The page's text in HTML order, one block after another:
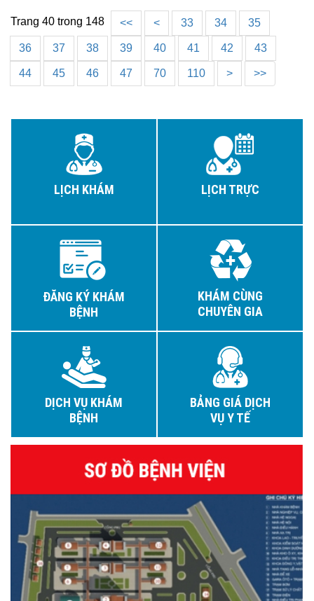
Trang 40 trong 148 << < 33 34 35
36 37 38 39 40 41 42 43
44 45 46 47 70 110 > >>
LỊCH KHÁM LỊCH TRỰC
ĐĂNG KÝ KHÁM
BỆNH
KHÁM CÙNG
CHUYÊN GIA
DỊCH VỤ KHÁM
BỆNH
BẢNG GIÁ DỊCH
VỤ Y TẾ